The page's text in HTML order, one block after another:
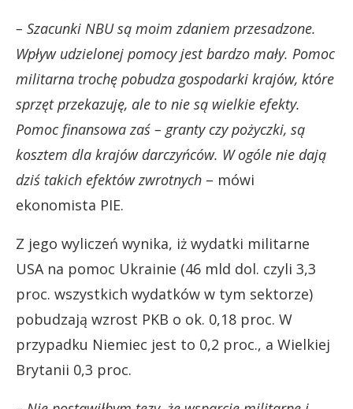
– Szacunki NBU są moim zdaniem przesadzone.
Wpływ udzielonej pomocy jest bardzo mały. Pomoc
militarna trochę pobudza gospodarki krajów, które
sprzęt przekazuję, ale to nie są wielkie efekty.
Pomoc finansowa zaś – granty czy pożyczki, są
kosztem dla krajów darczyńców. W ogóle nie dają
dziś takich efektów zwrotnych – mówi
ekonomista PIE.
Z jego wyliczeń wynika, iż wydatki militarne
USA na pomoc Ukrainie (46 mld dol. czyli 3,3
proc. wszystkich wydatków w tym sektorze)
pobudzają wzrost PKB o ok. 0,18 proc. W
przypadku Niemiec jest to 0,2 proc., a Wielkiej
Brytanii 0,3 proc.